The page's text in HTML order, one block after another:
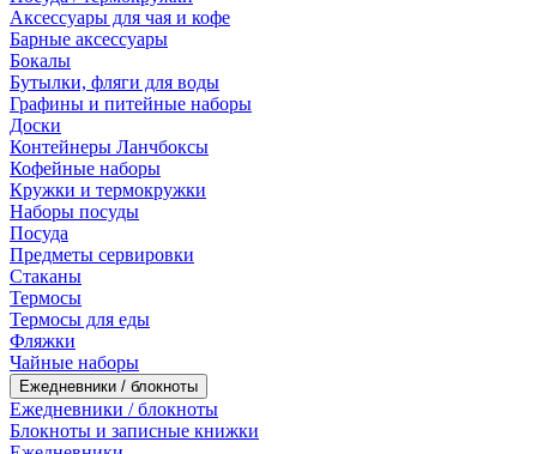
Аксессуары для чая и кофе
Барные аксессуары
Бокалы
Бутылки, фляги для воды
Графины и питейные наборы
Доски
Контейнеры Ланчбоксы
Кофейные наборы
Кружки и термокружки
Наборы посуды
Посуда
Предметы сервировки
Стаканы
Термосы
Термосы для еды
Фляжки
Чайные наборы
Ежедневники / блокноты
Ежедневники / блокноты
Блокноты и записные книжки